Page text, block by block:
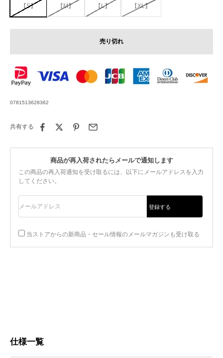
【S】 【M】 【L】 【XL】
売り切れ
0781513628362
共有する
商品が再入荷されたらメールで通知します
この商品の再入荷通知を受け取るには、以下にメールアドレスを入力
してください。
登録する
当ストアからの新商品・セール情報のメールマガジンも受け取る
仕様一覧